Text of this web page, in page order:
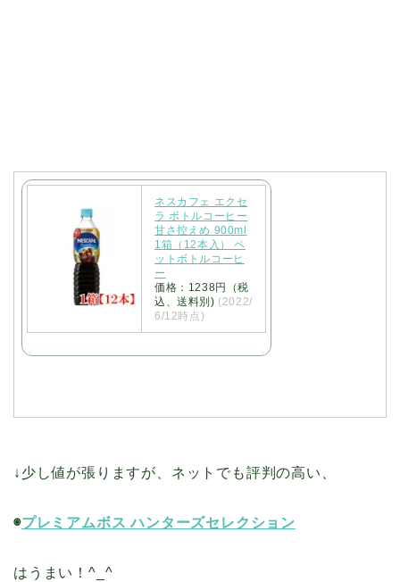
ネスカフェ エクセ
ラ ボトルコーヒー
甘さ控えめ 900ml
1箱（12本入） ペ
ットボトルコーヒ
ー
価格：1238円（税
込、送料別) (2022/
6/12時点)
↓少し値が張りますが、ネットでも評判の高い、
◉プレミアムボス ハンターズセレクション
はうまい！^_^